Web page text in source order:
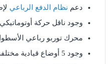
دعم نظام الدفع الرباعي
وجود ناقل حركة أوتوماتيكي بـ 8 سرعات
محرك توربو رباعي
وجود 5 أوضاع قيادية مختلفة.